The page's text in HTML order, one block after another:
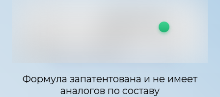
Формула запатентована и не имеет
аналогов по составу